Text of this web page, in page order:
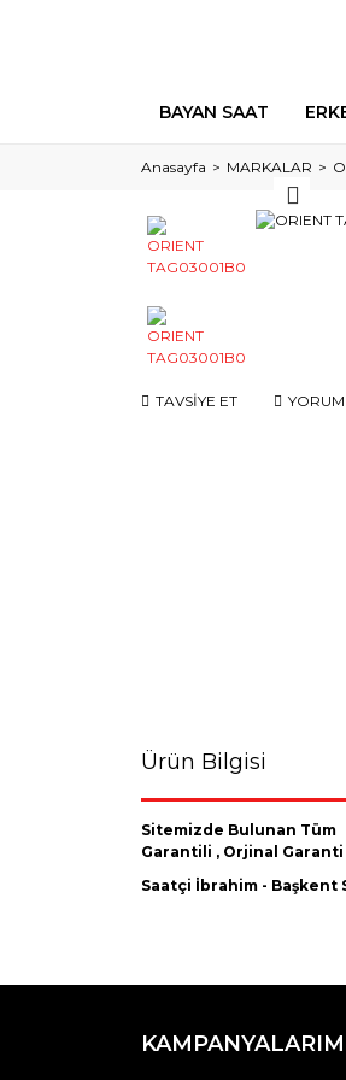
BAYAN SAAT
Anasayfa MARKALAR
TAVSİYE ET
Ürün Bilgisi
Sitemizde Bulunan Tüm
Garantili , Orjinal
Saatçi İbrahim - Başkent
Görüş ve önerileriniz
Ürün resmi kalitesiz,